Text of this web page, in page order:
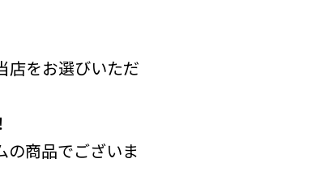
店をお選びいただ
の商品でございま